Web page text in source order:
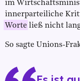
im
innerparteiliche
Worte ließ nicht
So sagte Unions-